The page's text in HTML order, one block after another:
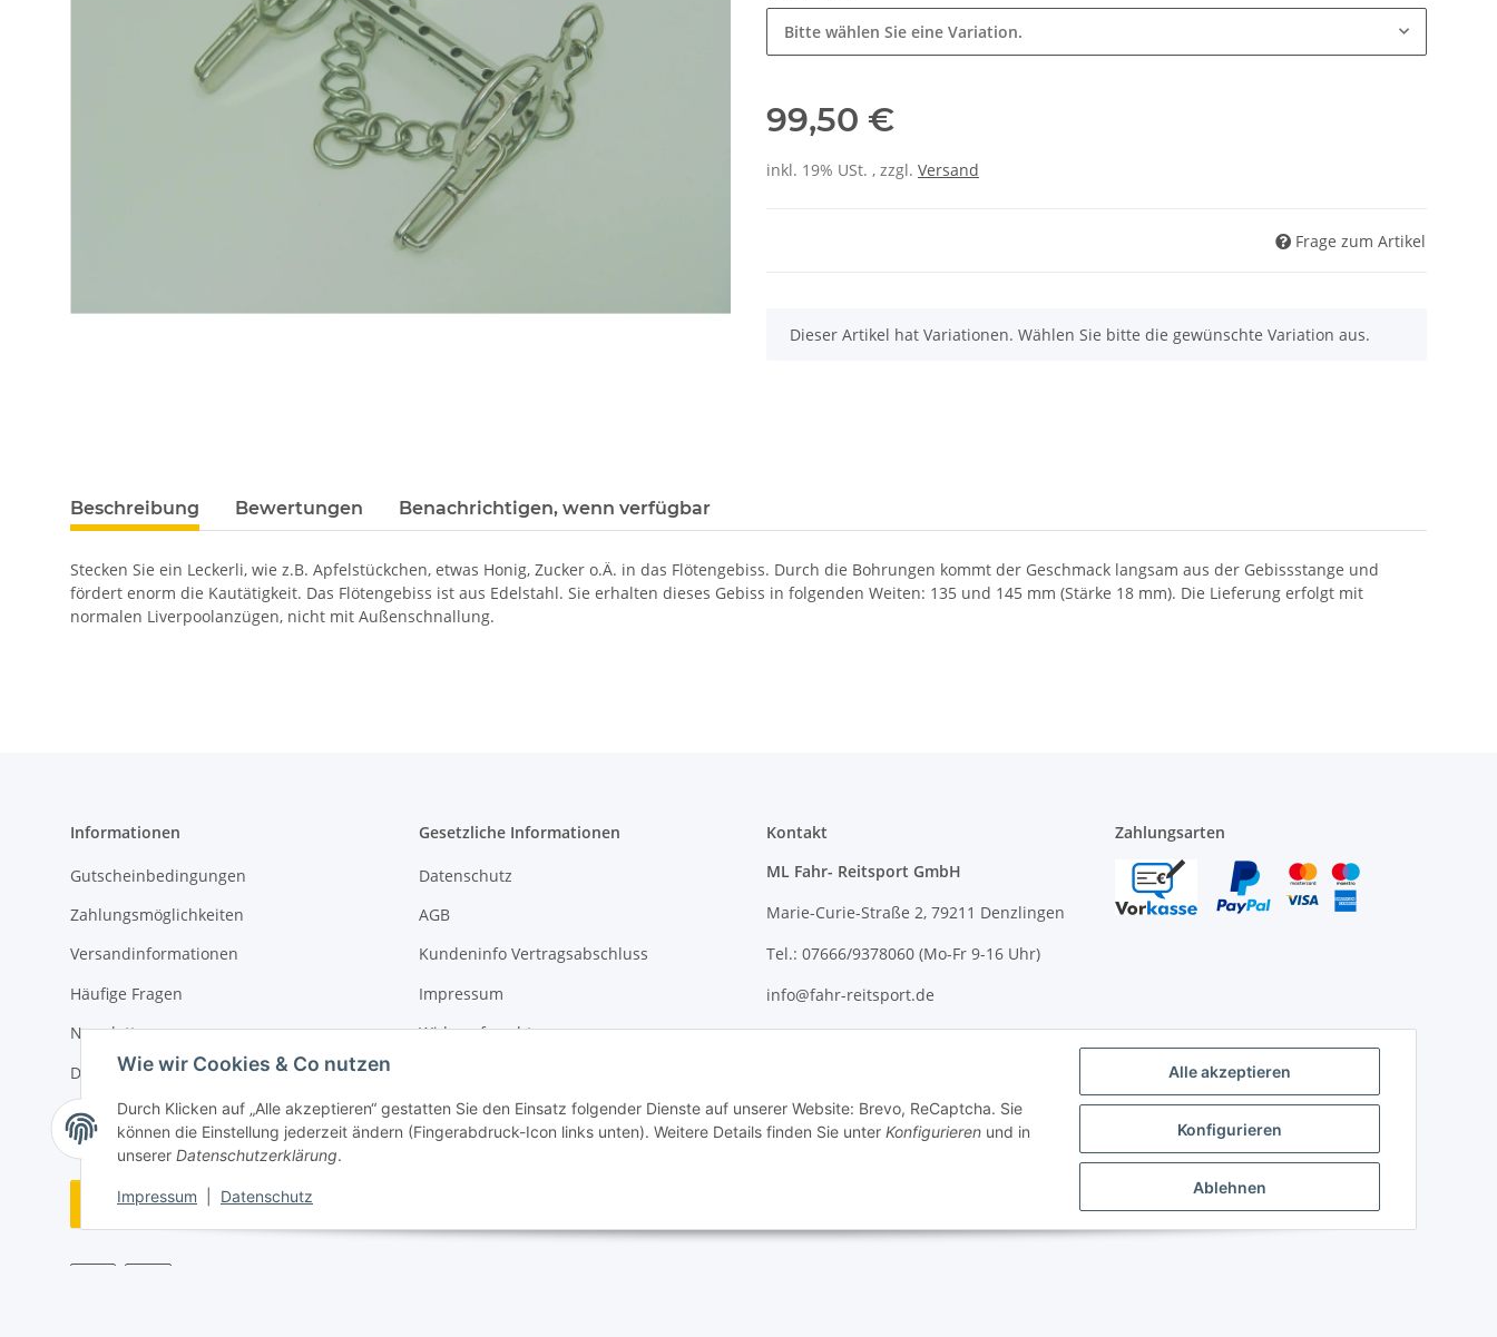
Alle akzeptieren
Konfigurieren
Ablehnen
Wie wir Cookies & Co nutzen
Durch Klicken auf „Alle akzeptieren“ gestatten Sie den Einsatz folgender Dienste auf unserer Website: Brevo, ReCaptcha. Sie
können die Einstellung jederzeit ändern (Fingerabdruck-Icon links unten). Weitere Details finden Sie unter Konfigurieren und in
unserer Datenschutzerklärung.
Impressum Datenschutz
Bitte wählen Sie eine Variation.
99,50 €
inkl. 19% USt. , zzgl. Versand
Frage zum Artikel
x
Dieser Artikel hat Variationen. Wählen Sie bitte die gewünschte Variation aus.
Beschreibung Bewertungen Benachrichtigen, wenn verfügbar
Stecken Sie ein Leckerli, wie z.B. Apfelstückchen, etwas Honig, Zucker o.Ä. in das Flötengebiss. Durch die Bohrungen kommt der Geschmack langsam aus der Gebissstange und
fördert enorm die Kautätigkeit. Das Flötengebiss ist aus Edelstahl. Sie erhalten dieses Gebiss in folgenden Weiten: 135 und 145 mm (Stärke 18 mm). Die Lieferung erfolgt mit
normalen Liverpoolanzügen, nicht mit Außenschnallung.
Informationen
Gutscheinbedingungen
Zahlungsmöglichkeiten
Versandinformationen
Häufige Fragen
Newsletter
Downloads
Sitemap
Gesetzliche Informationen
Datenschutz
AGB
Kundeninfo Vertragsabschluss
Impressum
Widerrufsrecht
Kontakt
ML Fahr- Reitsport GmbH
Marie-Curie-Straße 2, 79211 Denzlingen
Tel.: 07666/9378060 (Mo-Fr 9-16 Uhr)
info@fahr-reitsport.de
Nach Terminvereinbarung können Sie
Zahlungsarten
Vertrag widerrufen